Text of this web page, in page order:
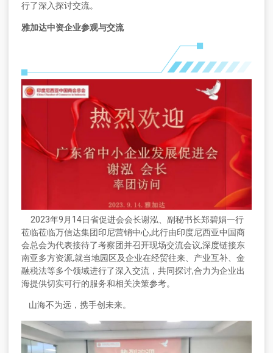
行了深入探讨交流。
雅加达中资企业参观与交流
2023年9月14日省促进会会长谢泓、副秘书长郑碧娟一行
莅临莅临万信达集团印尼营销中心,此行由印度尼西亚中国商
会总会为代表接待了考察团并召开现场交流会议,深度链接东
南亚多方资源,就当地园区及企业在经贸往来、产业互补、金
融税法等多个领域进行了深入交流，共同探讨,合力为企业出
海提供切实可行的服务和相关决策参考。
山海不为远，携手创未来。